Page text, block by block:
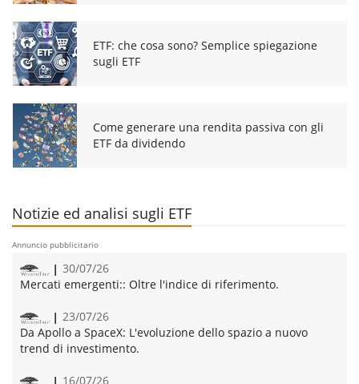
ETF: che cosa sono? Semplice spiegazione
sugli ETF
Come generare una rendita passiva con gli
ETF da dividendo
Notizie ed analisi sugli ETF
Annuncio pubblicitario
30/07/26
Mercati emergenti:: Oltre l'indice di riferimento.
23/07/26
Da Apollo a SpaceX: L'evoluzione dello spazio a nuovo
trend di investimento.
16/07/26